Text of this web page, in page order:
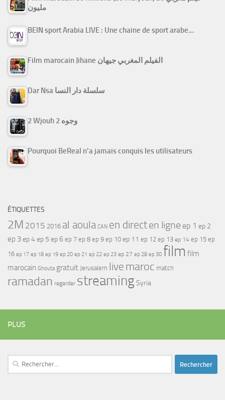
مليون
BEIN sport Arabia LIVE : Une chaine de sport arabe…
Film marocain Jihane الفيلم المغربي جيهان
Dar Nsa سلسلة دار النسا
2 Wjouh 2 وجوه
Pourquoi BeReal n’a jamais conquis les utilisateurs
ÉTIQUETTES
2M 2015 2016 al aoula CAN en directen ligne ep 1 ep 2
ep 3ep 4ep 5 ep 6 ep 7 ep 8 ep 9 ep 10 ep 11 ep 12 ep 13 ep 14 ep 15 ep
16 ep 17 ep 18 ep 19 ep 20 ep 21 ep 22 ep 23 ep 27 ep 28 ep 30 film film
marocain Ghouta gratuit Jerusalem live maroc match
ramadan regarder streamingSyria
PLUS
Rechercher :